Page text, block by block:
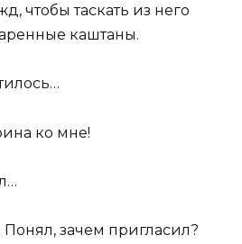
чтобы таскать из него
каштаны.
ко мне!
зачем пригласил?